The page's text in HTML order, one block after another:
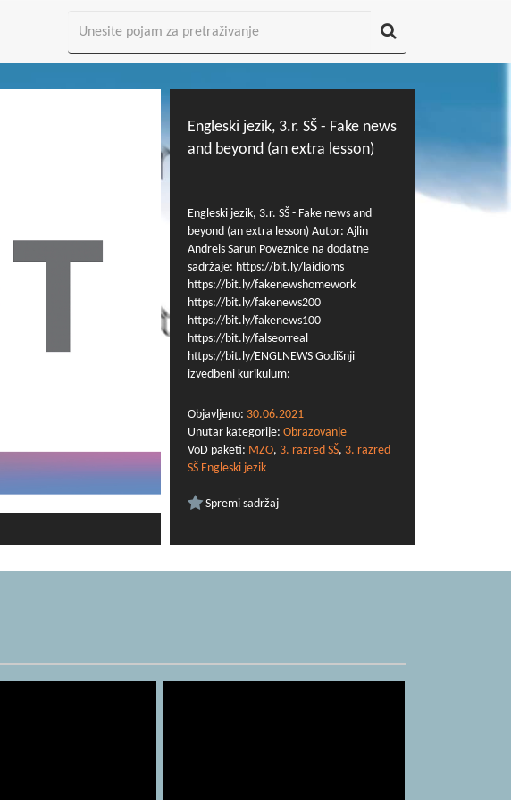
Engleski jezik, 3.r. SŠ - Fake news
and beyond (an extra lesson)
Engleski jezik, 3.r. SŠ - Fake news and
beyond (an extra lesson) Autor: Ajlin
Andreis Sarun Poveznice na dodatne
sadržaje: https://bit.ly/laidioms
https://bit.ly/fakenewshomework
https://bit.ly/fakenews200
https://bit.ly/fakenews100
https://bit.ly/falseorreal
https://bit.ly/ENGLNEWS Godišnji
izvedbeni kurikulum:
izvedbeni-kurikulumi-za-nastavnu-godinu-
2020-2021/3929
Objavljeno: 30.06.2021
Unutar kategorije: Obrazovanje
VoD paketi: MZO, 3. razred SŠ, 3. razred
SŠ Engleski jezik
Spremi sadržaj